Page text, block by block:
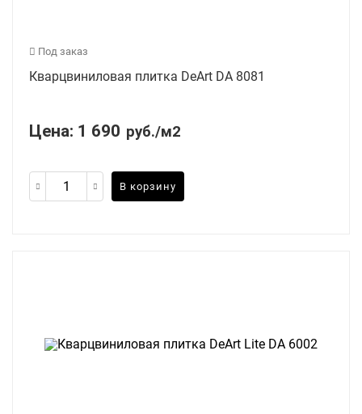
Под заказ
Кварцвиниловая плитка DeArt DA 8081
Цена: 1 690 руб./м2
В корзину